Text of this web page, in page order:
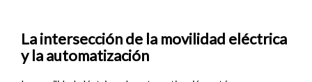
La intersección de la movilidad eléctrica
y la automatización